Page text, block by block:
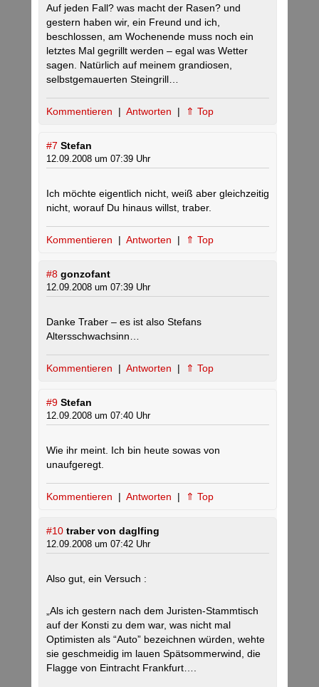
Auf jeden Fall? was macht der Rasen? und
gestern haben wir, ein Freund und ich,
beschlossen, am Wochenende muss noch ein
letztes Mal gegrillt werden – egal was Wetter
sagen. Natürlich auf meinem grandiosen,
selbstgemauerten Steingrill…
Kommentieren | Antworten | ⇑ Top
#7 Stefan
12.09.2008 um 07:39 Uhr
Ich möchte eigentlich nicht, weiß aber gleichzeitig
nicht, worauf Du hinaus willst, traber.
Kommentieren | Antworten | ⇑ Top
#8 gonzofant
12.09.2008 um 07:39 Uhr
Danke Traber – es ist also Stefans
Altersschwachsinn…
Kommentieren | Antworten | ⇑ Top
#9 Stefan
12.09.2008 um 07:40 Uhr
Wie ihr meint. Ich bin heute sowas von
unaufgeregt.
Kommentieren | Antworten | ⇑ Top
#10 traber von daglfing
12.09.2008 um 07:42 Uhr
Also gut, ein Versuch :
„Als ich gestern nach dem Juristen-Stammtisch
auf der Konsti zu dem war, was nicht mal
Optimisten als “Auto” bezeichnen würden, wehte
sie geschmeidig im lauen Spätsommerwind, die
Flagge von Eintracht Frankfurt….